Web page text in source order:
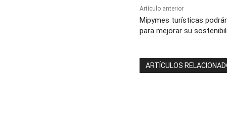
Artículo anterior
Mipymes turísticas
para mejorar su
ARTÍCULOS